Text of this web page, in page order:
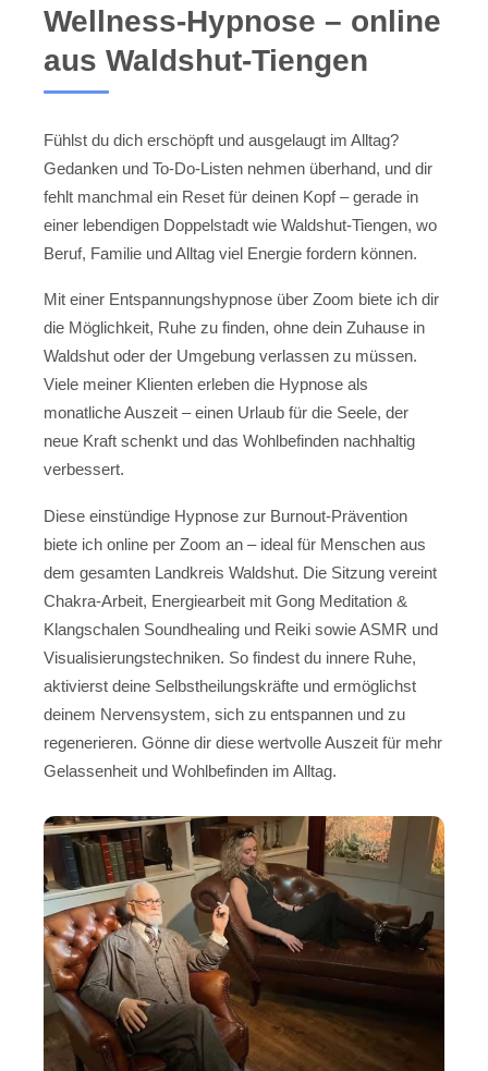
Wellness-Hypnose – online
aus Waldshut-Tiengen
Fühlst du dich erschöpft und ausgelaugt im Alltag?
Gedanken und To-Do-Listen nehmen überhand, und dir
fehlt manchmal ein Reset für deinen Kopf – gerade in
einer lebendigen Doppelstadt wie Waldshut-Tiengen, wo
Beruf, Familie und Alltag viel Energie fordern können.
Mit einer Entspannungshypnose über Zoom biete ich dir
die Möglichkeit, Ruhe zu finden, ohne dein Zuhause in
Waldshut oder der Umgebung verlassen zu müssen.
Viele meiner Klienten erleben die Hypnose als
monatliche Auszeit – einen Urlaub für die Seele, der
neue Kraft schenkt und das Wohlbefinden nachhaltig
verbessert.
Diese einstündige Hypnose zur Burnout-Prävention
biete ich online per Zoom an – ideal für Menschen aus
dem gesamten Landkreis Waldshut. Die Sitzung vereint
Chakra-Arbeit, Energiearbeit mit Gong Meditation &
Klangschalen Soundhealing und Reiki sowie ASMR und
Visualisierungstechniken. So findest du innere Ruhe,
aktivierst deine Selbstheilungskräfte und ermöglichst
deinem Nervensystem, sich zu entspannen und zu
regenerieren. Gönne dir diese wertvolle Auszeit für mehr
Gelassenheit und Wohlbefinden im Alltag.